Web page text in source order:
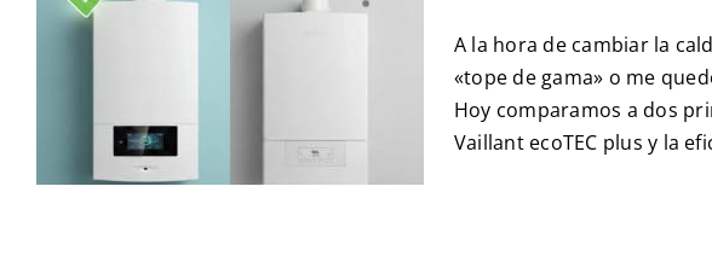
A la hora de cambiar la
«tope de gama» o me
Hoy comparamos a dos
Vaillant ecoTEC plus y la